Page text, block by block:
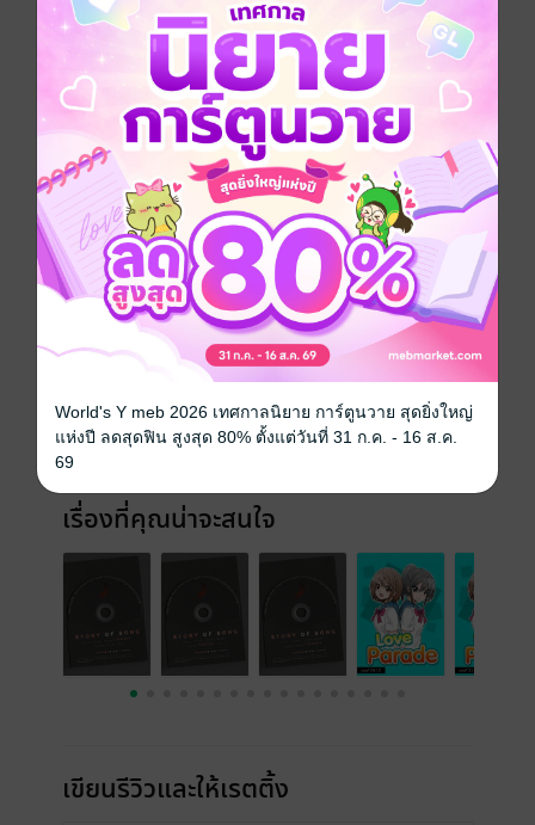
อยากได้ ซื้อเป็นของขวัญ ติดตาม แชร์
... เรามักจะซ่อนใครสักคน
ไว้ในบทเพลงสักเพลงเสมอ …
Girl love / Yuri โรแมนติก รักต่างวัย
ประเภทไฟล์ pdf, epub(สารบัญ)
วันที่วางขาย 18 กรกฎาคม 2565
ความยาว 71 หน้า (≈ 15,819 คำ)
ราคาปก
เรื่องที่คุณน่าจะสนใจ
เขียนรีวิวและให้เรตติ้ง
World's Y meb 2026 เทศกาลนิยาย การ์ตูนวาย สุดยิ่งใหญ่
แห่งปี ลดสุดฟิน สูงสุด 80% ตั้งแต่วันที่ 31 ก.ค. - 16 ส.ค.
69